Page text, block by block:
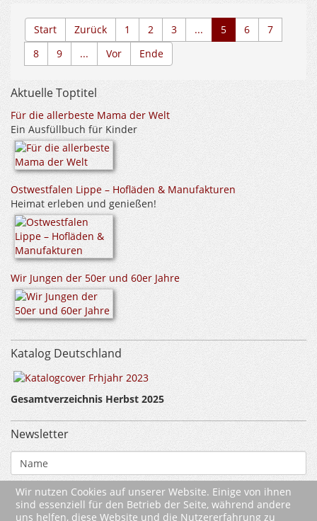
Start Zurück 1 2 3 ... 5 6
7
8
9 ... Vor Ende
Aktuelle Toptitel
Für die allerbeste Mama der Welt
Ein Ausfüllbuch für Kinder
Ostwestfalen Lippe – Hofläden & Manufakturen
Heimat erleben und genießen!
Wir Jungen der 50er und 60er Jahre
Katalog Deutschland
Gesamtverzeichnis Herbst 2025
Newsletter
Wir nutzen Cookies auf unserer Website. Einige von ihnen
sind essenziell für den Betrieb der Seite, während andere
uns helfen, diese Website und die Nutzererfahrung zu